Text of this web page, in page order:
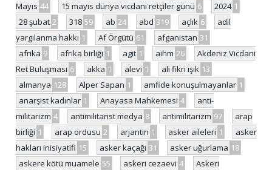
Mayıs 44 15 mayıs dünya vicdani retçiler günü 6 2024 1
28 şubat 2 318 59 ab 24 abd 319 açlık 6
adil
yargılanma hakkı 1 Af Örgütü 61 afganistan 31
afrika 9 afrika birliği 1 agit 1 aihm 26
Akdeniz Vicdani
Ret Buluşması 6 akka 1 alevi 1 ali fikri ışık 13
almanya 128 Alper Sapan 1 amfide konuşulmayanlar 1
anarşist kadınlar 1 Anayasa Mahkemesi 4
anti-
militarizm 4 antimilitarist medya 8 antimilitarizm 97
arap
birliği 1 arap ordusu 2 arjantin 1 asker aileleri 1
asker
hakları inisiyatifi 15 asker kaçağı 31 asker uğurlama 18
askere kötü muamele 55 askeri cezaevi 4
Askeri